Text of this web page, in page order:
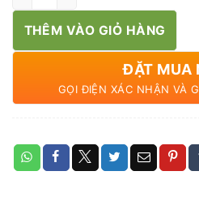
THÊM VÀO GIỎ HÀNG
ĐẶT MUA
GỌI ĐIỆN XÁC NHẬN VÀ